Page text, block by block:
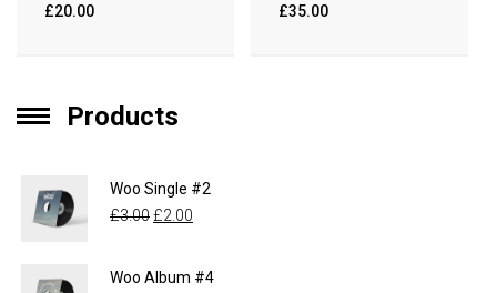
£20.00 £35.00
Products
Woo Single #2
£3.00£2.00
Woo Album #4